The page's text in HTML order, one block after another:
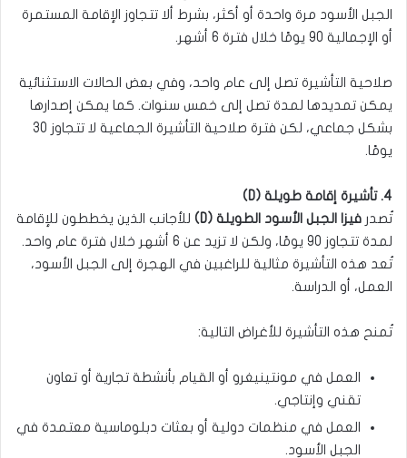
الجبل الأسود مرة واحدة أو أكثر، بشرط ألا تتجاوز الإقامة المستمرة
أو الإجمالية 90 يومًا خلال فترة 6 أشهر.
صلاحية التأشيرة تصل إلى عام واحد، وفي بعض الحالات الاستثنائية
يمكن تمديدها لمدة تصل إلى خمس سنوات. كما يمكن إصدارها
بشكل جماعي، لكن فترة صلاحية التأشيرة الجماعية لا تتجاوز 30
يومًا.
4. تأشيرة إقامة طويلة (D)
تُصدر فيزا الجبل الأسود الطويلة (D)
للأجانب الذين يخططون للإقامة
لمدة تتجاوز 90 يومًا، ولكن لا تزيد عن 6 أشهر خلال فترة عام واحد.
تُعد هذه التأشيرة مثالية للراغبين في الهجرة إلى الجبل الأسود،
العمل، أو الدراسة.
تُمنح هذه التأشيرة للأغراض التالية:
العمل في مونتينيغرو أو القيام بأنشطة تجارية أو تعاون
تقني وإنتاجي.
العمل في منظمات دولية أو بعثات دبلوماسية معتمدة في
الجبل الأسود.